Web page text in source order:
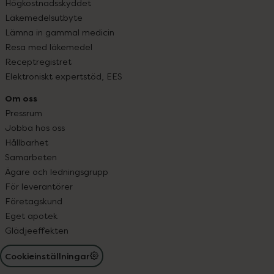
Högkostnadsskyddet
Läkemedelsutbyte
Lämna in gammal medicin
Resa med läkemedel
Receptregistret
Elektroniskt expertstöd, EES
Om oss
Pressrum
Jobba hos oss
Hållbarhet
Samarbeten
Ägare och ledningsgrupp
För leverantörer
Företagskund
Eget apotek
Glädjeeffekten
Cookieinställningar